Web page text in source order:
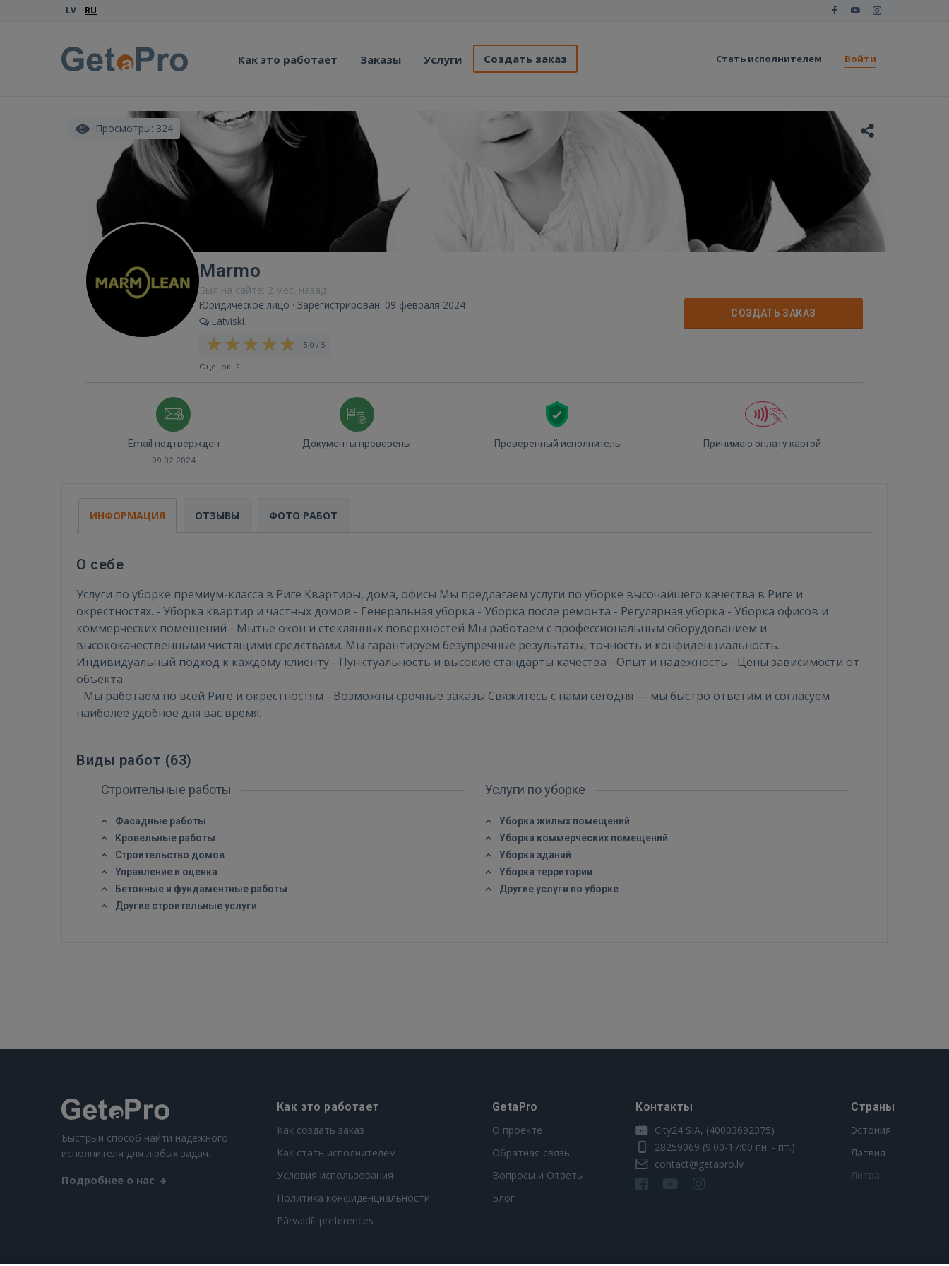
LV RU
Как это работает Заказы Услуги Создать заказ Стать исполнителем Войти
GOOGLE
 Sign in with Apple
Ещё не зарегистрированы?
РЕГИСТРАЦИЯ
Просмотры: 324
Marmo
Был на сайте: 2 мес. назад
Юридическое лицо · Зарегистрирован: 09 февраля 2024
Latviski
5,0 / 5
Оценок: 2
СОЗДАТЬ ЗАКАЗ
Email подтвержден
09.02.2024
Документы проверены Проверенный исполнитель Принимаю оплату картой
ИНФОРМАЦИЯ ОТЗЫВЫ ФОТО РАБОТ
О себе
Услуги по уборке премиум-класса в Риге Квартиры, дома, офисы Мы предлагаем услуги по уборке высочайшего качества в Риге и
окрестностях. - Уборка квартир и частных домов - Генеральная уборка - Уборка после ремонта - Регулярная уборка - Уборка офисов и
коммерческих помещений - Мытье окон и стеклянных поверхностей Мы работаем с профессиональным оборудованием и
высококачественными чистящими средствами. Мы гарантируем безупречные результаты, точность и конфиденциальность. -
Индивидуальный подход к каждому клиенту - Пунктуальность и высокие стандарты качества - Опыт и надежность - Цены зависимости от
объекта
- Мы работаем по всей Риге и окрестностям - Возможны срочные заказы Свяжитесь с нами сегодня — мы быстро ответим и согласуем
наиболее удобное для вас время.
Виды работ (63)
Строительные работы
Фасадные работы
Кровельные работы
Строительство домов
Управление и оценка
Бетонные и фундаментные работы
Другие строительные услуги
Услуги по уборке
Уборка жилых помещений
Уборка коммерческих помещений
Уборка зданий
Уборка территории
Другие услуги по уборке
Быстрый способ найти надежного
исполнителя для любых задач.
Подробнее о нас
Как это работает
Как создать заказ
Как стать исполнителем
Условия использования
Политика конфиденциальности
Pārvaldīt preferences
GetaPro
О проекте
Обратная связь
Вопросы и Ответы
Блог
Контакты
City24 SIA, (40003692375)
28259069 (9:00-17:00 пн. - пт.)
contact@getapro.lv
Страны
Эстония
Латвия
Литва